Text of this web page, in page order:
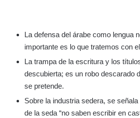
La defensa del árabe como lengua
importante es lo que tratemos con
La trampa de la escritura y los
descubierta; es un robo descarado
se pretende.
Sobre la industria sedera, se
de la seda “no saben escribir en